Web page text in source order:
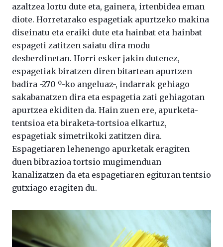
azaltzea lortu dute eta, gainera, irtenbidea eman
diote. Horretarako espagetiak apurtzeko makina
diseinatu eta eraiki dute eta hainbat eta hainbat
espageti zatitzen saiatu dira modu
desberdinetan. Horri esker jakin dutenez,
espagetiak biratzen diren bitartean apurtzen
badira -270 º-ko angeluaz-, indarrak gehiago
sakabanatzen dira eta espagetia zati gehiagotan
apurtzea ekiditen da. Hain zuen ere, apurketa-
tentsioa eta biraketa-tortsioa elkartuz,
espagetiak simetrikoki zatitzen dira.
Espagetiaren lehenengo apurketak eragiten
duen bibrazioa tortsio mugimenduan
kanalizatzen da eta espagetiaren egituran tentsio
gutxiago eragiten du.